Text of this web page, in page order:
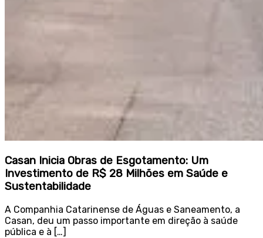
Casan Inicia Obras de Esgotamento: Um
Investimento de R$ 28 Milhões em Saúde e
Sustentabilidade
A Companhia Catarinense de Águas e Saneamento, a
Casan, deu um passo importante em direção à saúde
pública e à […]